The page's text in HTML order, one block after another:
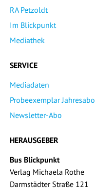
RA Petzoldt
Im Blickpunkt
Mediathek
SERVICE
Mediadaten
Probeexemplar Jahresabo
Newsletter-Abo
HERAUSGEBER
Bus Blickpunkt
Verlag Michaela Rothe
Darmstädter Straße 121